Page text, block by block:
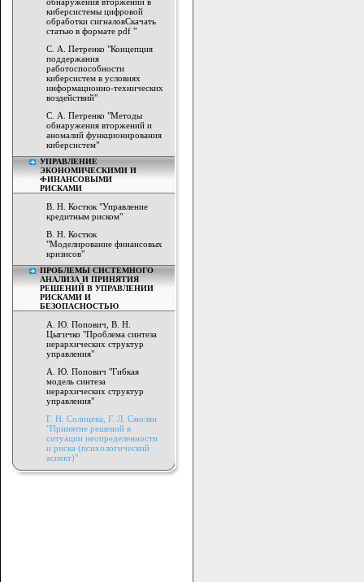
киберсистемы цифровой
обработки сигналовСкачать
статью в формате pdf "
С. А. Петренко "Концепция
поддержания
работоспособности
киберсистем в условиях
информационно-технических
воздействий"
С. А. Петренко "Методы
обнаружения вторжений и
аномалий функционирования
киберсистем"
УПРАВЛЕНИЕ
ЭКОНОМИЧЕСКИМИ И
ФИНАНСОВЫМИ
РИСКАМИ
В. Н. Костюк "Управление
кредитным риском"
В. Н. Костюк
"Моделирование финансовых
кризисов"
ПРОБЛЕМЫ СИСТЕМНОГО
АНАЛИЗА И ПРИНЯТИЯ
РЕШЕНИЙ В УПРАВЛЕНИИ
РИСКАМИ И
БЕЗОПАСНОСТЬЮ
А. Ю. Попович, В. Н.
Цыгичко "Проблема синтеза
иерархических структур
управления"
А. Ю. Попович "Гибкая
модель синтеза
иерархических структур
управления"
Г. Н. Солнцева, Г. Л. Смолян
"Принятие решений в
ситуации неопределенности
и риска (психологический
аспект)"